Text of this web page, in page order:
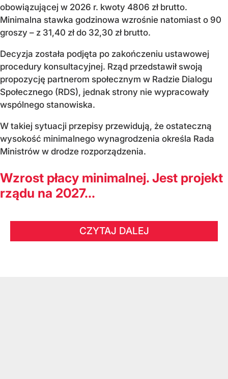
obowiązującej w 2026 r. kwoty 4806 zł brutto.
Minimalna stawka godzinowa wzrośnie natomiast o 90
groszy – z 31,40 zł do 32,30 zł brutto.
Decyzja została podjęta po zakończeniu ustawowej
procedury konsultacyjnej. Rząd przedstawił swoją
propozycję partnerom społecznym w Radzie Dialogu
Społecznego (RDS), jednak strony nie wypracowały
wspólnego stanowiska.
W takiej sytuacji przepisy przewidują, że ostateczną
wysokość minimalnego wynagrodzenia określa Rada
Ministrów w drodze rozporządzenia.
Wzrost płacy minimalnej. Jest projekt
rządu na 2027...
CZYTAJ DALEJ